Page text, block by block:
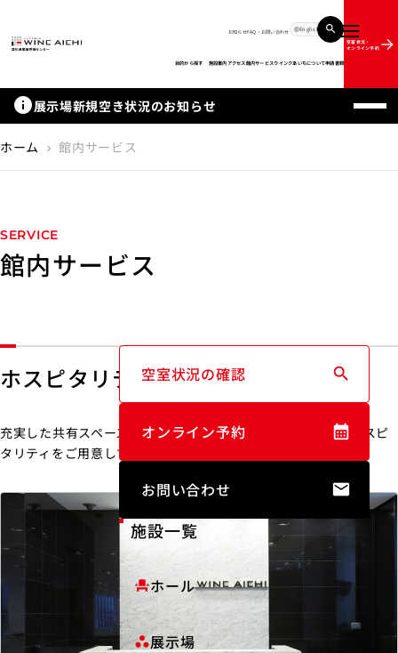
メニュー
お知らせFAQ・お問い合わせ English
目的から探す 施設案内アクセス館内サービスウインクあいちについて申請書類
空室状況・
オンライン予約
info展示場新規空き状況のお知らせ
ホーム chevron_right 館内サービス
SERVICE
館内サービス
ホスピタリティサービス
充実した共有スペースやユニバーサルデザインなど、最上のホスピ
タリティをご用意しています。
空室状況の確認
オンライン予約
お問い合わせ
施設一覧
event_seatホール
workspaces展示場